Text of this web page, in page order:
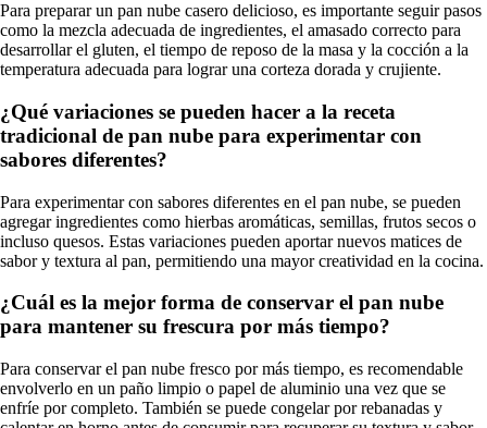
Para preparar un pan nube casero delicioso, es importante seguir pasos
como la mezcla adecuada de ingredientes, el amasado correcto para
desarrollar el gluten, el tiempo de reposo de la masa y la cocción a la
temperatura adecuada para lograr una corteza dorada y crujiente.
¿Qué variaciones se pueden hacer a la receta
tradicional de pan nube para experimentar con
sabores diferentes?
Para experimentar con sabores diferentes en el pan nube, se pueden
agregar ingredientes como hierbas aromáticas, semillas, frutos secos o
incluso quesos. Estas variaciones pueden aportar nuevos matices de
sabor y textura al pan, permitiendo una mayor creatividad en la cocina.
¿Cuál es la mejor forma de conservar el pan nube
para mantener su frescura por más tiempo?
Para conservar el pan nube fresco por más tiempo, es recomendable
envolverlo en un paño limpio o papel de aluminio una vez que se
enfríe por completo. También se puede congelar por rebanadas y